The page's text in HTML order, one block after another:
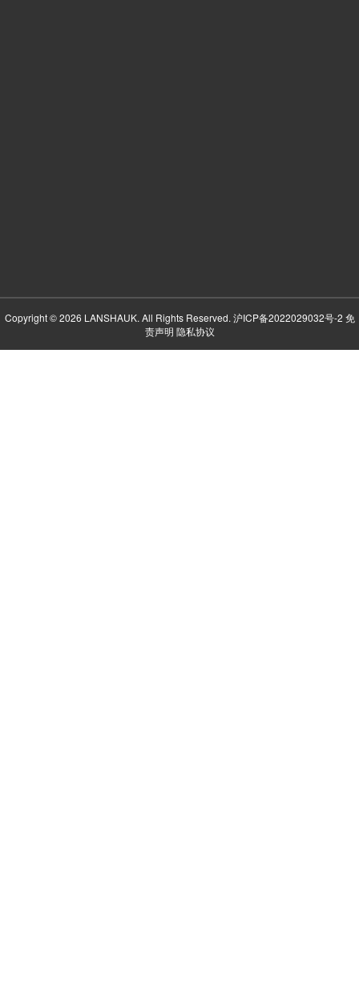
Copyright © 2026 LANSHAUK. All Rights Reserved. 沪ICP备2022029032号-2 免
责声明 隐私协议